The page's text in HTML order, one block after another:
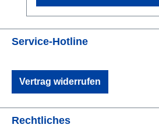
Service-Hotline
Vertrag widerrufen
Rechtliches